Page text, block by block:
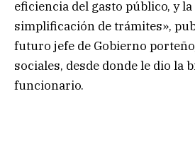
eficiencia del gasto público, y
simplificación de trámites»,
futuro jefe de Gobierno
sociales, desde donde le dio la
funcionario.